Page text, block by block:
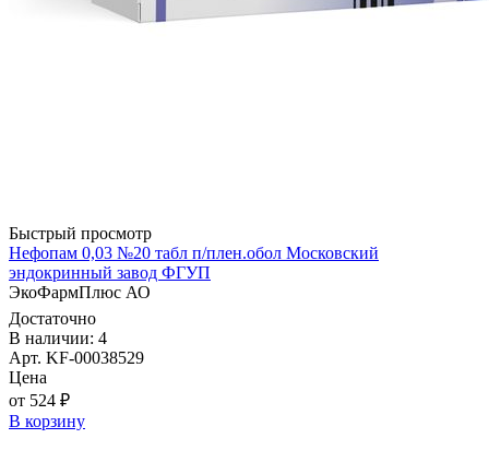
Быстрый просмотр
Нефопам 0,03 №20 табл п/плен.обол Московский
эндокринный завод ФГУП
ЭкоФармПлюс АО
Достаточно
В наличии: 4
Арт. KF-00038529
Цена
от 524 ₽
В корзину